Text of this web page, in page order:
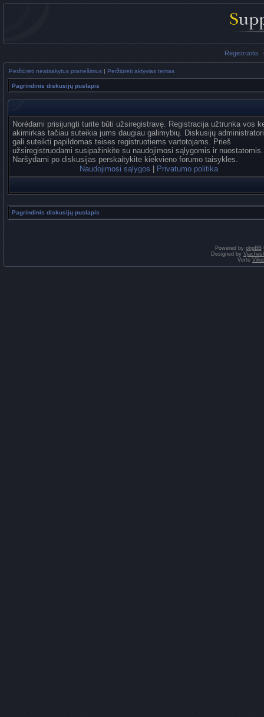
Registruotis
Peržiūrėti neatsakytus pranešimus | Peržiūrėti aktyvias temas
Pagrindinis diskusijų puslapis
Norėdami prisijungti turite būti užsiregistravę. Registracija užtrunka vos
akimirkas tačiau suteikia jums daugiau galimybių. Diskusijų
gali suteikti papildomas teises registruotiems vartotojams. Prieš
užsiregistruodami susipažinkite su naudojimosi sąlygomis ir nuostatomis.
Naršydami po diskusijas perskaitykite kiekvieno forumo taisykles.
Naudojimosi sąlygos
Privatumo politika
Pagrindinis diskusijų puslapis
Powered by phpBB
Designed by
Vertė